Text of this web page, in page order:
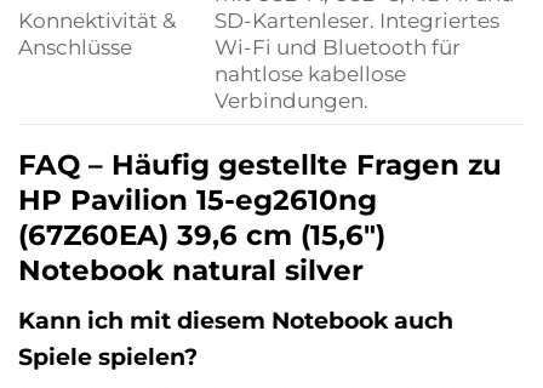
Konnektivität &
Anschlüsse
SD-Kartenleser. Integriertes
Wi-Fi und Bluetooth für
nahtlose kabellose
Verbindungen.
FAQ – Häufig gestellte Fragen zu
HP Pavilion 15-eg2610ng
(67Z60EA) 39,6 cm (15,6″)
Notebook natural silver
Kann ich mit diesem Notebook auch
Spiele spielen?